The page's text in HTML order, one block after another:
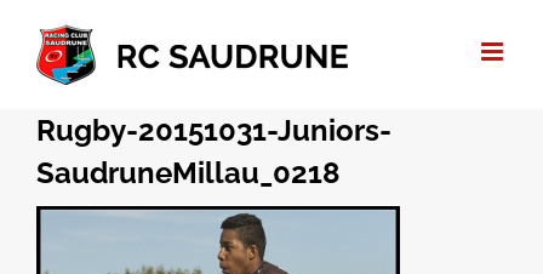
Passer
contenu
Rugby-20151031-Juniors-
SaudruneMillau_0218